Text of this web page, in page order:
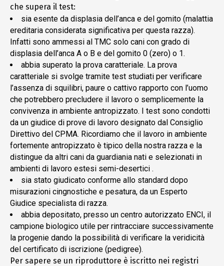
che supera il test:
sia esente da displasia dell’anca e del gomito (malattia
ereditaria considerata significativa per questa razza).
Infatti sono ammessi al TMC solo cani con grado di
displasia dell’anca A o B e del gomito 0 (zero) o 1.
abbia superato la prova caratteriale. La prova
caratteriale si svolge tramite test studiati per verificare
l’assenza di squilibri, paure o cattivo rapporto con l’uomo
che potrebbero precludere il lavoro o semplicemente la
convivenza in ambiente antropizzato. I test sono condotti
da un giudice di prove di lavoro designato dal Consiglio
Direttivo del CPMA. Ricordiamo che il lavoro in ambiente
fortemente antropizzato è tipico della nostra razza e la
distingue da altri cani da guardiania nati e selezionati in
ambienti di lavoro estesi semi-desertici .
sia stato giudicato conforme allo standard dopo
misurazioni cingnostiche e pesatura, da un Esperto
Giudice specialista di razza.
abbia depositato, presso un centro autorizzato ENCI, il
campione biologico utile per rintracciare successivamente
la progenie dando la possibilità di verificare la veridicità
del certificato di iscrizione (pedigree).
Per sapere se un riproduttore è iscritto nei registri